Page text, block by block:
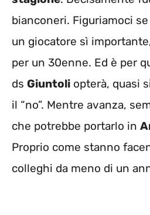
bianconeri. Figuriamoci
un giocatore sì
per un 30enne. Ed è per
ds Giuntoli opterà, quasi
il “no”. Mentre avanza,
che potrebbe portarlo in
Proprio come stanno
colleghi da meno di un